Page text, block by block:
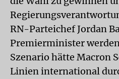
RN-Parteichef Jordan
Premierminister
Szenario hätte Macron
Linien international